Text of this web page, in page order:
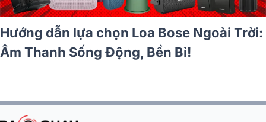
Loa Bose Bluetooth - Mở Nhạc Xuân, Cảm
Nhận Tết Rất Khác